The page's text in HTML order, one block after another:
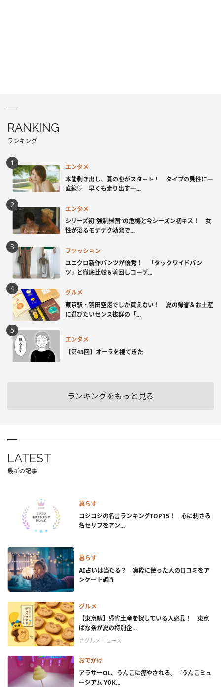
RANKING
ランキング
エンタメ
本能剥き出し、夏の恋がスタート！ タイプの異性に一
直線♡ 早くも走り出す一...
エンタメ
シリーズ初“強制帰国”の危機と今シーズン初キス！ 女
性が沼るモテテク勃発で...
ファッション
ユニクロ新作パンツが優秀！ 「タックワイドパン
ツ」と徹底比較＆着回しコーデ...
グルメ
東京駅・羽田空港でしか買えない！ 夏の帰省＆お土産
に選びたいセンス抜群の「...
エンタメ
【第43回】オーラを視てきた
ランキングをもっと見る
LATEST
最新の記事
暮らす
コジコジの名言ランキングTOP15！ 心に刺さる
名セリフをアン...
暮らす
AI占いは当たる？ 実際に使った人の口コミをア
ンケート調査
グルメ
【東京駅】帰省土産を探している人必見！ 東京
ばな奈が夏の特別企...
＃グルメニュース
おでかけ
アラサーOL、うんこに癒やされる。『うんこミュ
ージアム YOK...